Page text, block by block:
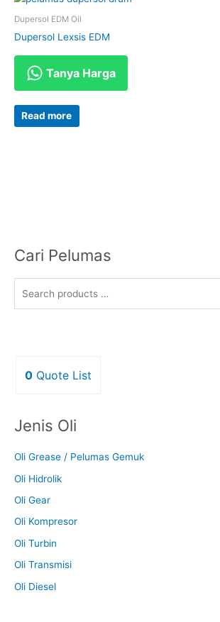
Dupersol EDM Oil
Dupersol Lexsis EDM
Tanya Harga
Read more
Cari Pelumas
0 Quote List
Jenis Oli
Oli Grease / Pelumas Gemuk
Oli Hidrolik
Oli Gear
Oli Kompresor
Oli Turbin
Oli Transmisi
Oli Diesel